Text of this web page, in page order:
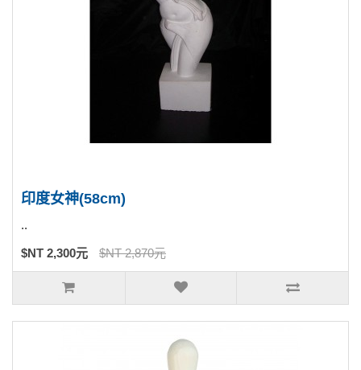
印度女神(58cm)
..
$NT 2,300元 $NT 2,870元